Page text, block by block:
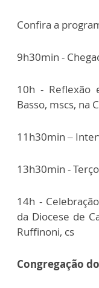
Confira a
9h30min -
10h - Reflexão
Basso, mscs, na
11h30min –
13h30min -
14h -
da Diocese de
Ruffinoni, cs
Congregação